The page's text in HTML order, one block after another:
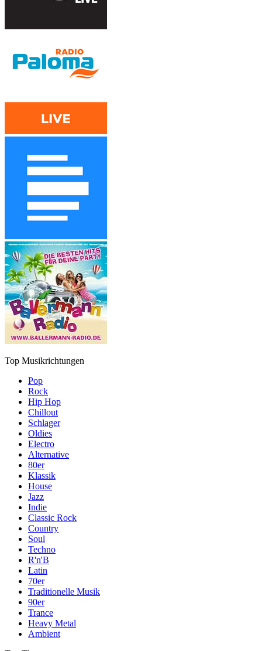
Top Musikrichtungen
Pop
Rock
Hip Hop
Chillout
Schlager
Oldies
Electro
Alternative
80er
Klassik
House
Jazz
Indie
Classic Rock
Country
Soul
Techno
R'n'B
Latin
70er
Traditionelle Musik
90er
Trance
Heavy Metal
Ambient